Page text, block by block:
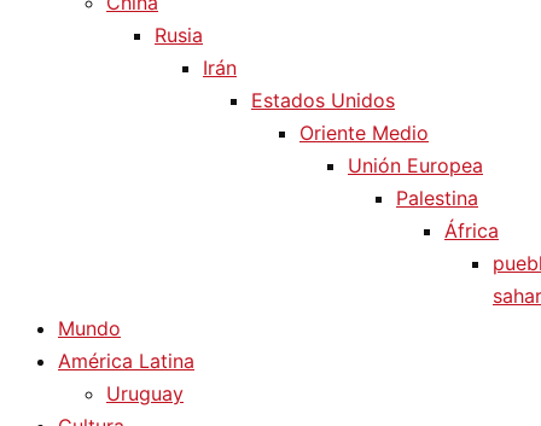
Rusia
Irán
Estados Unidos
Oriente Medio
Unión Europea
Palestina
África
Mundo
América Latina
Uruguay